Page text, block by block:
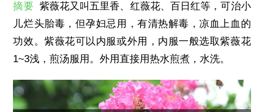
摘要 紫薇花又叫五里香、红薇花、百日红等，可治小
儿烂头胎毒，但孕妇忌用，有清热解毒，凉血上血的
功效。紫薇花可以内服或外用，内服一般选取紫薇花
1~3浅，煎汤服用。外用直接用热水煎煮，水洗。